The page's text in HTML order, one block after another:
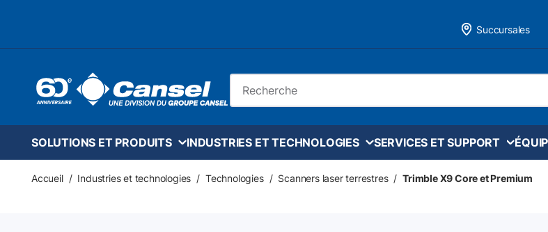
Succursales
SOLUTIONS ET PRODUITS INDUSTRIES ET TECHNOLOGIES SERVICES ET SUPPORT
Accueil / Industries et technologies / Technologies / Scanners laser terrestres / Trimble X9 Core et Premium